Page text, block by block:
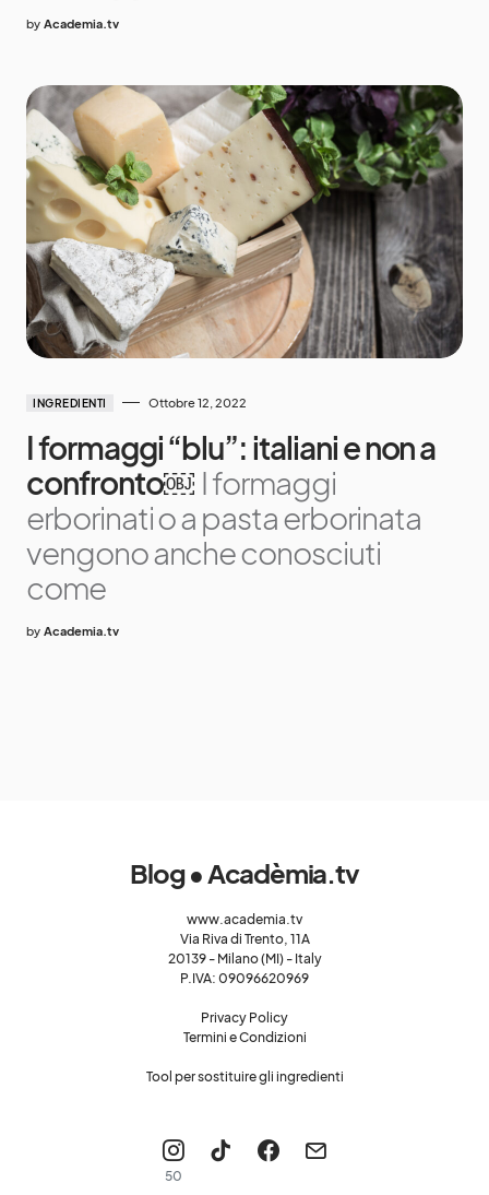
by Academia.tv
INGREDIENTI Ottobre 12, 2022
I formaggi “blu”: italiani e non a
confronto￼ I formaggi
erborinati o a pasta erborinata
vengono anche conosciuti
come
by Academia.tv
Blog • Acadèmia.tv
www.academia.tv
Via Riva di Trento, 11A
20139 - Milano (MI) - Italy
P.IVA: 09096620969
Privacy Policy
Termini e Condizioni
Tool per sostituire gli ingredienti
50